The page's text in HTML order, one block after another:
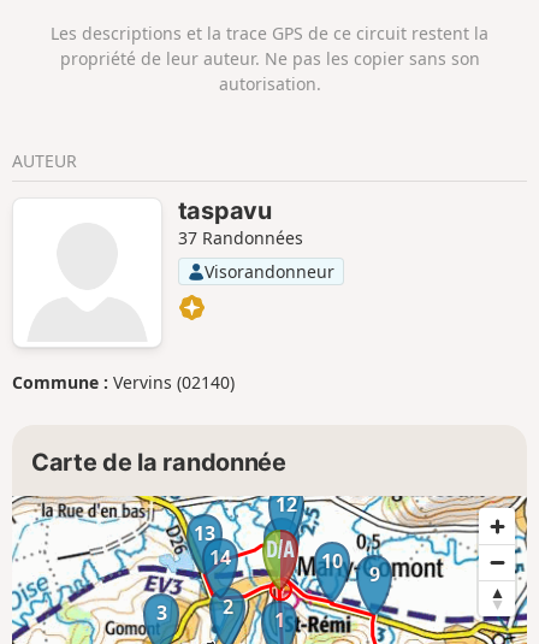
Les descriptions et la trace GPS de ce circuit restent la
propriété de leur auteur. Ne pas les copier sans son
autorisation.
AUTEUR
taspavu
37 Randonnées
Visorandonneur
Commune : Vervins (02140)
Carte de la randonnée
1
2
3
9
10
11
12
13
14